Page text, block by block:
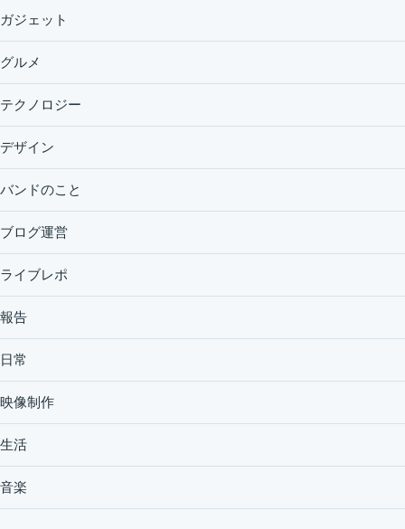
ガジェット
グルメ
テクノロジー
デザイン
バンドのこと
ブログ運営
ライブレポ
報告
日常
映像制作
生活
音楽